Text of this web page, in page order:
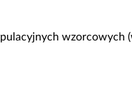
wzorcowych